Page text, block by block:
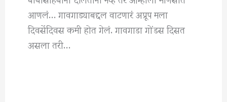
आणलं… गावगाड्याबद्दल वाटणारं अप्रूप मला
दिवसेंदिवस कमी होत गेलं. गावगाडा गोंडस दिसत
असला तरी…